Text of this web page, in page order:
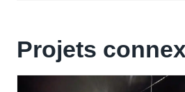
Projets